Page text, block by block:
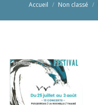
Vous êtes ici :
Accueil Non classé